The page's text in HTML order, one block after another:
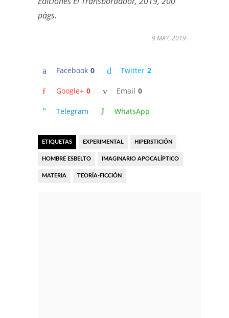
págs.
Facebook 0 Twitter 2
Google+ 0 Email 0
Telegram WhatsApp
9 MAY, 2019
ETIQUETAS EXPERIMENTAL HIPERSTICIÓN
HOMBRE ESBELTO IMAGINARIO APOCALÍPTICO
MATERIA TEORÍA-FICCIÓN